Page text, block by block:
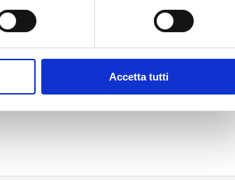
Accetta tutti